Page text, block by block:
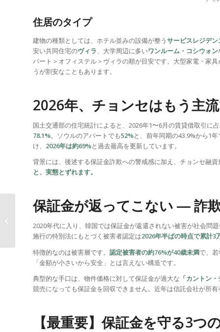
住居のタイプ
建物の種類としては、ホテル並みの設備が整うサービスレジデン
安い共同住宅のヴィラ、大学周辺に多いワンルーム・コシウォン
パート＞オフィステル＞ヴィラの順が目安です。大型家電・家
うが割安なこともあります。
2026年、チョンセはもう主
国土交通部の住宅統計によると、2026年1〜6月の賃貸借取引に
78.1%。ソウルのアパートでも52%と、前年同期の43.9%から1
け、 2026年は約69%と過去最高を更新しています。
背景には、後述する保証金詐欺への警戒感に加え、チョンセ融
と、実態とずれます。
保証金が返ってこない ― 詐
2020年代に入り、韓国では保証金が返還されない被害が社会問
施行の特別法にもとづく被害者認定は2026年半ばの時点で累計3
特徴的なのは被害層です。 認定被害者の約76%が40歳未満で、
「金額が小さいから安全」とは言えない構造です。
典型的な手口は、物件価格に対して保証金が過大な 「カントン
競売になっても保証金を回収できません。近年は信託会社が所
【最重要】保証金を守る3つ
韓国の社会保険（４大
康保険・�...